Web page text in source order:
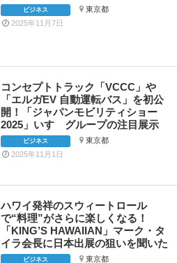
ビジネス
東京都
2025年11月7日
コンセプトトラック「VCCC」や
「エルガEV 自動運転バス」を初公
開！「ジャパンモビリティショー
2025」いすゞグループの注目展示
ビジネス
東京都
2025年11月1日
ハワイ発祥のスウィートロール
で“料理”がさらに楽しくなる！
「KING’S HAWAIIAN」マーク・タ
イラ会長に日本出展の狙いを聞いた
ビジネス
東京都